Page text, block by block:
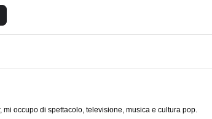
occupo di spettacolo, televisione, musica e cultura pop.